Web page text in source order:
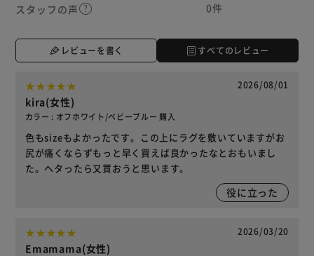
スタッフの声
0件
レビューを書く すべてのレビュー
2026/08/01
kira(女性)
カラー : オフホワイト/ベビーブルー 購入
色もsizeもよかったです。この上にラグを敷いていますがお
尻が痛くならずもっと早く買えば良かったなとおもいまし
た。ヘタったら又買おうと思います。
役に立った
2026/03/20
Emamama(女性)